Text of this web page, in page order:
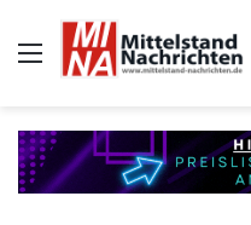
Auswahl